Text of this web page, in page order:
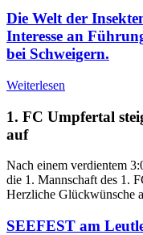
Die Welt der
Interesse an
bei Schweigern.
Weiterlesen
1. FC Umpfertal
auf
Nach einem verdientem
die 1. Mannschaft des 1.
Herzliche Glückwünsche
SEEFEST am